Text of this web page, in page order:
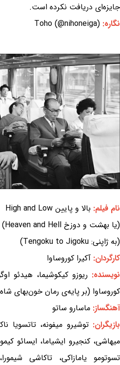
جایزه‌ای دریافت نکرده است.
نگاره: Toho (@nihoneiga)
نام فیلم: بالا و پایین High and Low
(یا بهشت و دوزخ Heaven and Hell)
(به ژاپنی: Tengoku to Jigoku)
کارگردان: آکیرا کوروساوا
نویسنده: ریوزو کیکوشیما، هیدئو
کوروساوا (بر پایه‌ی رمان خون‌بهای
آهنگساز: ماسارو ساتو
بازیگران:توشیرو میفونه، تاتسویا
میهاشی، کنجیرو ایشیاما، ایسائو
تسوتومو یامازاکی، تاکاشی